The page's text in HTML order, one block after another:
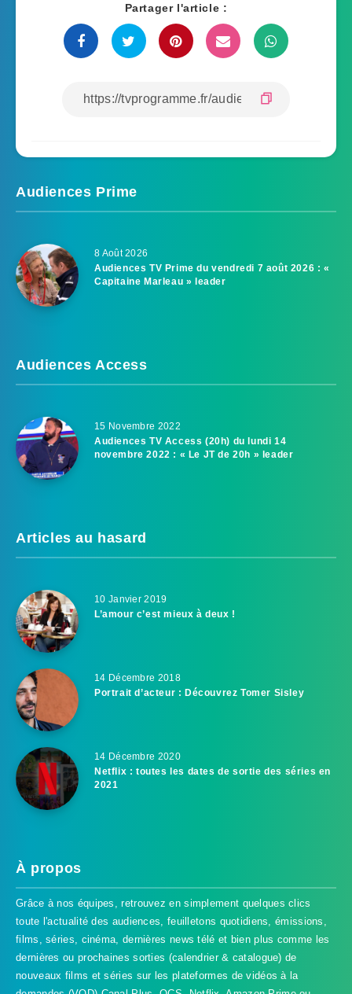
Partager l'article :
Audiences Prime
8 Août 2026
Audiences TV Prime du vendredi 7 août 2026 : «
Capitaine Marleau » leader
Audiences Access
15 Novembre 2022
Audiences TV Access (20h) du lundi 14
novembre 2022 : « Le JT de 20h » leader
Articles au hasard
10 Janvier 2019
L’amour c’est mieux à deux !
14 Décembre 2018
Portrait d’acteur : Découvrez Tomer Sisley
14 Décembre 2020
Netflix : toutes les dates de sortie des séries en
2021
À propos
Grâce à nos équipes, retrouvez en simplement quelques clics
toute l'actualité des audiences, feuilletons quotidiens, émissions,
films, séries, cinéma, dernières news télé et bien plus comme les
dernières ou prochaines sorties (calendrier & catalogue) de
nouveaux films et séries sur les plateformes de vidéos à la